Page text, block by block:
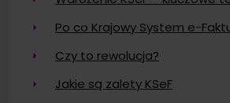
Po co Krajowy System e-
Czy to rewolucja?
Jakie są zalety KSeF